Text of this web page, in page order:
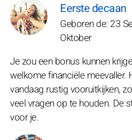
Eerste decaan
Geboren de: 23
Oktober
Je zou een bonus kunnen
welkome financiële meevaller.
vandaag rustig vooruitkijken,
veel vragen op te houden. De
voor je.